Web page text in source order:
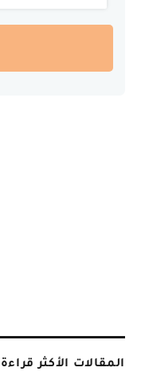
المقالات الأكثر قراءة